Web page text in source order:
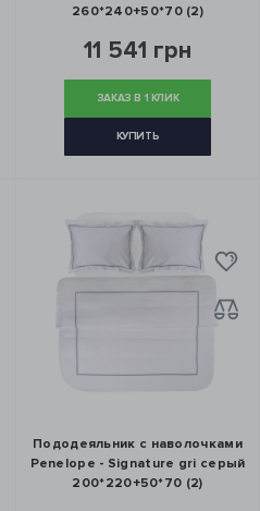
260*240+50*70 (2)
11 541 грн
ЗАКАЗ В 1 КЛИК
КУПИТЬ
Пододеяльник с наволочками
Penelope - Signature gri серый
200*220+50*70 (2)